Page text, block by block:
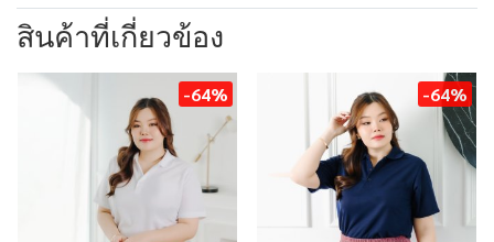
สินค้าที่เกี่ยวข้อง
-64% -64%